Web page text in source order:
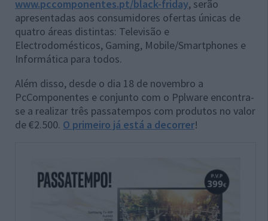
www.pccomponentes.pt/black-friday, serão
apresentadas aos consumidores ofertas únicas de
quatro áreas distintas: Televisão e
Electrodomésticos, Gaming, Mobile/Smartphones e
Informática para todos.
Além disso, desde o dia 18 de novembro a
PcComponentes e conjunto com o Pplware encontra-
se a realizar três passatempos com produtos no valor
de €2.500. O primeiro já está a decorrer!